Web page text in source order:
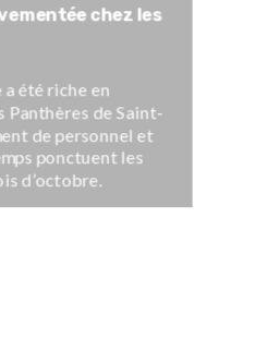
chez les
a été riche en
Panthères de Saint-
de personnel et
ponctuent les
d’octobre.